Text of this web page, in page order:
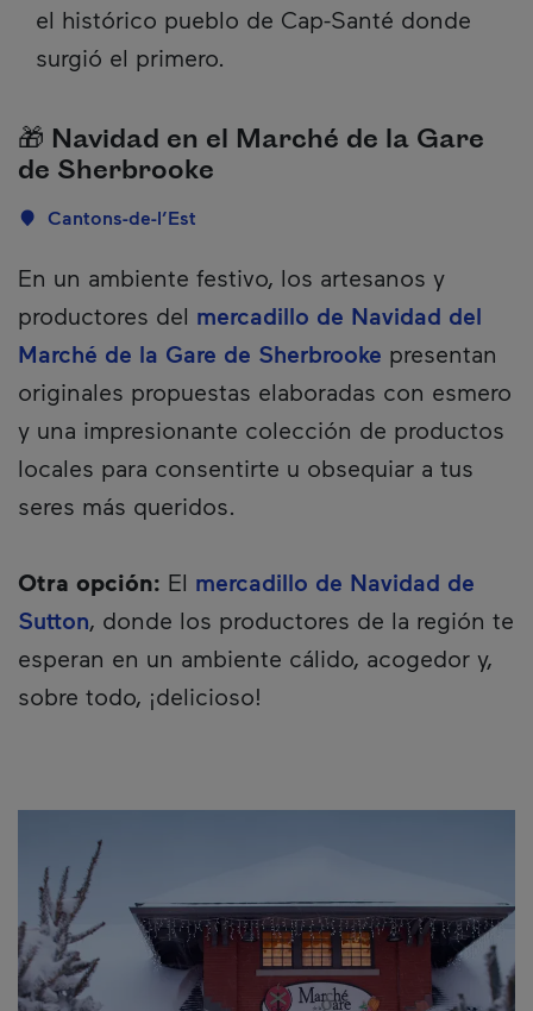
el histórico pueblo de Cap-Santé donde
surgió el primero.
🎁 Navidad en el Marché de la Gare
de Sherbrooke
Localisation
Cantons-de-l’Est
Description
En un ambiente festivo, los artesanos y
productores del mercadillo de Navidad del
Marché de la Gare de Sherbrooke presentan
originales propuestas elaboradas con esmero
y una impresionante colección de productos
locales para consentirte u obsequiar a tus
seres más queridos.
Otra opción: El mercadillo de Navidad de
Sutton, donde los productores de la región te
esperan en un ambiente cálido, acogedor y,
sobre todo, ¡delicioso!